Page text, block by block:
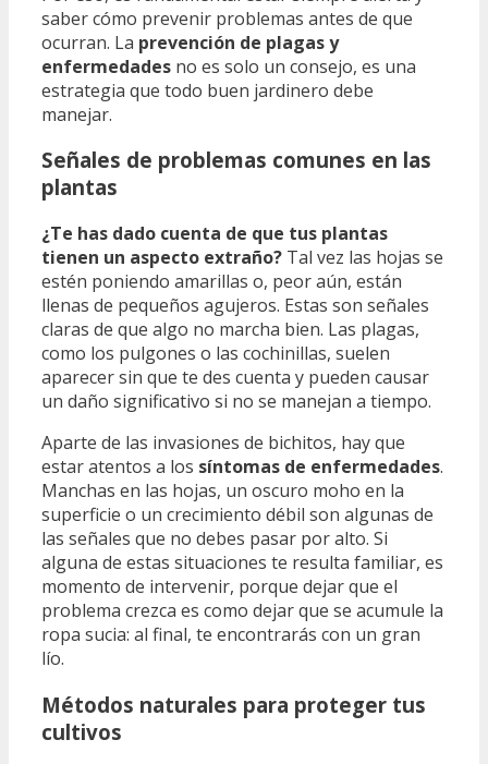
saber cómo prevenir problemas antes de que
ocurran. La prevención de plagas y
enfermedades no es solo un consejo, es una
estrategia que todo buen jardinero debe
manejar.
Señales de problemas comunes en las
plantas
¿Te has dado cuenta de que tus plantas
tienen un aspecto extraño? Tal vez las hojas se
estén poniendo amarillas o, peor aún, están
llenas de pequeños agujeros. Estas son señales
claras de que algo no marcha bien. Las plagas,
como los pulgones o las cochinillas, suelen
aparecer sin que te des cuenta y pueden causar
un daño significativo si no se manejan a tiempo.
Aparte de las invasiones de bichitos, hay que
estar atentos a los síntomas de enfermedades.
Manchas en las hojas, un oscuro moho en la
superficie o un crecimiento débil son algunas de
las señales que no debes pasar por alto. Si
alguna de estas situaciones te resulta familiar, es
momento de intervenir, porque dejar que el
problema crezca es como dejar que se acumule la
ropa sucia: al final, te encontrarás con un gran
lío.
Métodos naturales para proteger tus
cultivos